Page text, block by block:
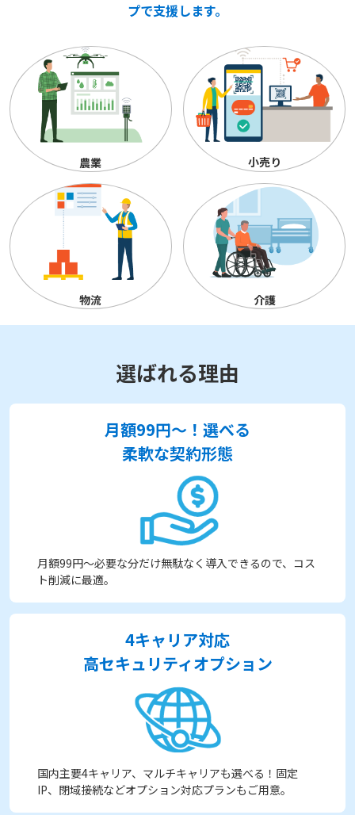
プで支援します。
農業 小売り
物流 介護
選ばれる理由
月額99円～！選べる
柔軟な契約形態
月額99円～必要な分だけ無駄なく導入できるので、コス
ト削減に最適。
4キャリア対応
高セキュリティオプション
国内主要4キャリア、マルチキャリアも選べる！固定
IP、閉域接続などオプション対応プランもご用意。